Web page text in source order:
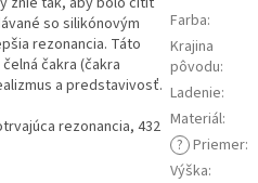
so silikónovým
rezonancia. Táto
čakra (čakra
a predstavivosť.
rezonancia, 432
Farba:
Krajina
pôvodu:
Ladenie:
Materiál:
? Priemer:
Výška: